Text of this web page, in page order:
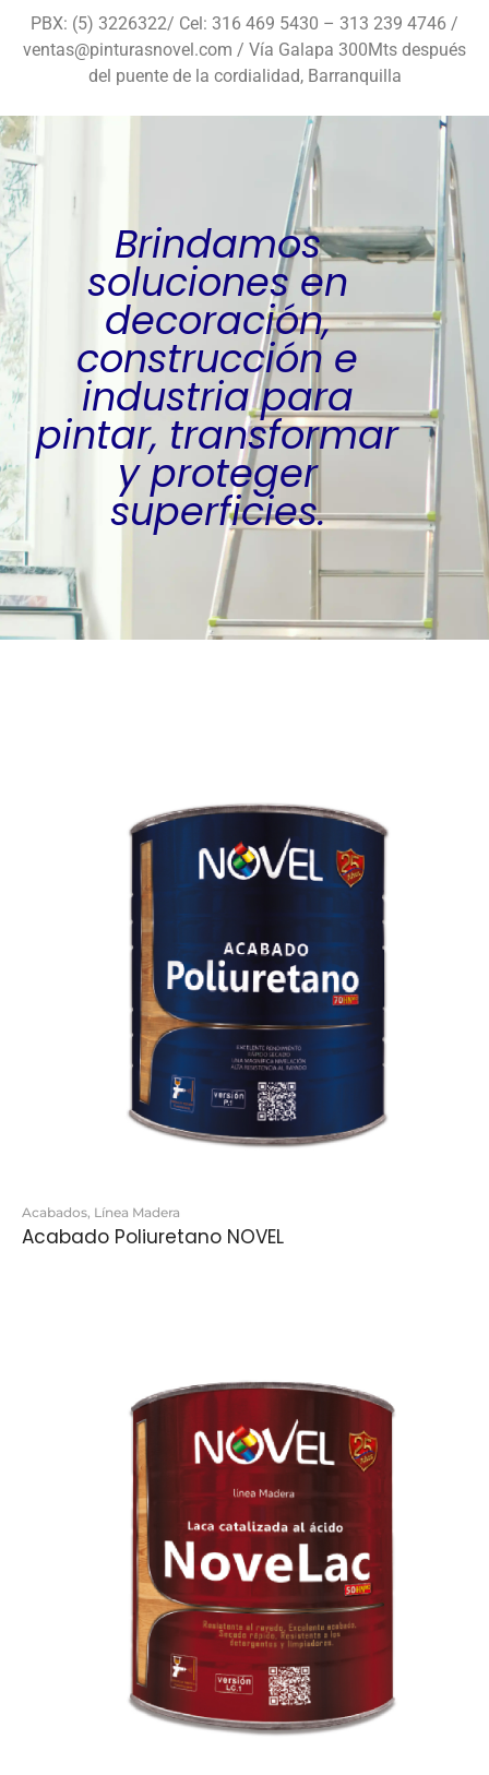
PBX: (5) 3226322/ Cel: 316 469 5430 – 313 239 4746 /
ventas@pinturasnovel.com / Vía Galapa 300Mts después
del puente de la cordialidad, Barranquilla
Brindamos
soluciones en
decoración,
construcción e
industria para
pintar, transformar
y proteger
superficies.
Acabados, Línea Madera
Acabado Poliuretano NOVEL